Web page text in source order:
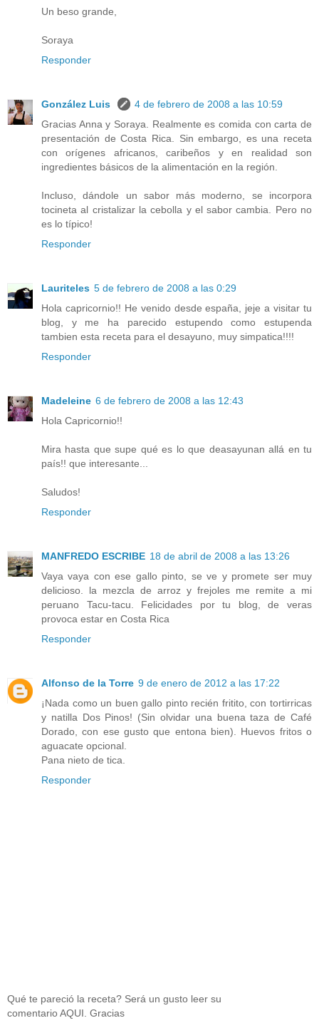
Un beso grande,
Soraya
Responder
González Luis
4 de febrero de 2008 a las 10:59
Gracias Anna y Soraya. Realmente es comida con carta de
presentación de Costa Rica. Sin embargo, es una receta
con orígenes africanos, caribeños y en realidad son
ingredientes básicos de la alimentación en la región.
Incluso, dándole un sabor más moderno, se incorpora
tocineta al cristalizar la cebolla y el sabor cambia. Pero no
es lo típico!
Responder
Lauriteles 5 de febrero de 2008 a las 0:29
Hola capricornio!! He venido desde españa, jeje a visitar tu
blog, y me ha parecido estupendo como estupenda
tambien esta receta para el desayuno, muy simpatica!!!!
Responder
Madeleine 6 de febrero de 2008 a las 12:43
Hola Capricornio!!
Mira hasta que supe qué es lo que deasayunan allá en tu
país!! que interesante...
Saludos!
Responder
MANFREDO ESCRIBE 18 de abril de 2008 a las 13:26
Vaya vaya con ese gallo pinto, se ve y promete ser muy
delicioso. la mezcla de arroz y frejoles me remite a mi
peruano Tacu-tacu. Felicidades por tu blog, de veras
provoca estar en Costa Rica
Responder
Alfonso de la Torre 9 de enero de 2012 a las 17:22
¡Nada como un buen gallo pinto recién fritito, con tortirricas
y natilla Dos Pinos! (Sin olvidar una buena taza de Café
Dorado, con ese gusto que entona bien). Huevos fritos o
aguacate opcional.
Pana nieto de tica.
Responder
Qué te pareció la receta? Será un gusto leer su
comentario AQUI. Gracias